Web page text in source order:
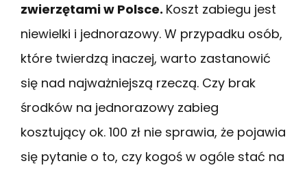
zwierzętami w Polsce. Koszt zabiegu jest
niewielki i jednorazowy. W przypadku osób,
które twierdzą inaczej, warto zastanowić
się nad najważniejszą rzeczą. Czy brak
środków na jednorazowy zabieg
kosztujący ok. 100 zł nie sprawia, że pojawia
się pytanie o to, czy kogoś w ogóle stać na